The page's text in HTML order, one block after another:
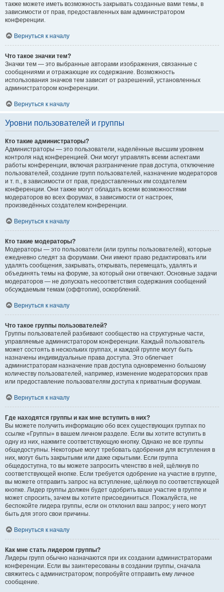
также можете иметь возможность закрывать созданные вами темы, в
зависимости от прав, предоставленных вам администратором
конференции.
Вернуться к началу
Что такое значки тем?
Значки тем — это выбранные авторами изображения, связанные с
сообщениями и отражающие их содержание. Возможность
использования значков тем зависит от разрешений, установленных
администратором конференции.
Вернуться к началу
Уровни пользователей и группы
Кто такие администраторы?
Администраторы — это пользователи, наделённые высшим уровнем
контроля над конференцией. Они могут управлять всеми аспектами
работы конференции, включая разграничение прав доступа, отключение
пользователей, создание групп пользователей, назначение модераторов
и т. п., в зависимости от прав, предоставленных им создателем
конференции. Они также могут обладать всеми возможностями
модераторов во всех форумах, в зависимости от настроек,
произведённых создателем конференции.
Вернуться к началу
Кто такие модераторы?
Модераторы — это пользователи (или группы пользователей), которые
ежедневно следят за форумами. Они имеют право редактировать или
удалять сообщения, закрывать, открывать, перемещать, удалять и
объединять темы на форуме, за который они отвечают. Основные задачи
модераторов — не допускать несоответствия содержания сообщений
обсуждаемым темам (оффтопик), оскорблений.
Вернуться к началу
Что такое группы пользователей?
Группы пользователей разбивают сообщество на структурные части,
управляемые администратором конференции. Каждый пользователь
может состоять в нескольких группах, и каждой группе могут быть
назначены индивидуальные права доступа. Это облегчает
администраторам назначение прав доступа одновременно большому
количеству пользователей, например, изменение модераторских прав
или предоставление пользователям доступа к приватным форумам.
Вернуться к началу
Где находятся группы и как мне вступить в них?
Вы можете получить информацию обо всех существующих группах по
ссылке «Группы» в вашем личном разделе. Если вы хотите вступить в
одну из них, нажмите соответствующую кнопку. Однако не все группы
общедоступны. Некоторые могут требовать одобрения для вступления в
них, могут быть закрытыми или даже скрытыми. Если группа
общедоступна, то вы можете запросить членство в ней, щёлкнув по
соответствующей кнопке. Если требуется одобрение на участие в группе,
вы можете отправить запрос на вступление, щёлкнув по соответствующей
кнопке. Лидер группы должен будет одобрить ваше участие в группе и
может спросить, зачем вы хотите присоединиться. Пожалуйста, не
беспокойте лидера группы, если он отклонил ваш запрос; у него могут
быть для этого свои причины.
Вернуться к началу
Как мне стать лидером группы?
Лидеры групп обычно назначаются при их создании администраторами
конференции. Если вы заинтересованы в создании группы, сначала
свяжитесь с администратором; попробуйте отправить ему личное
сообщение.